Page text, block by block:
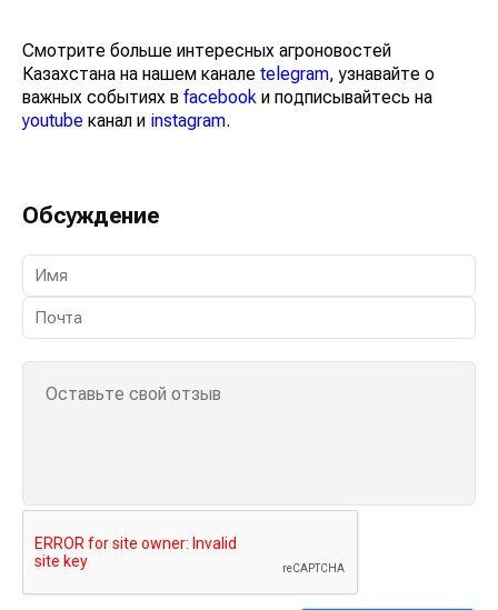
Смотрите больше интересных агроновостей
Казахстана на нашем канале telegram, узнавайте о
важных событиях в facebook и подписывайтесь на
youtube канал и instagram.
Обсуждение